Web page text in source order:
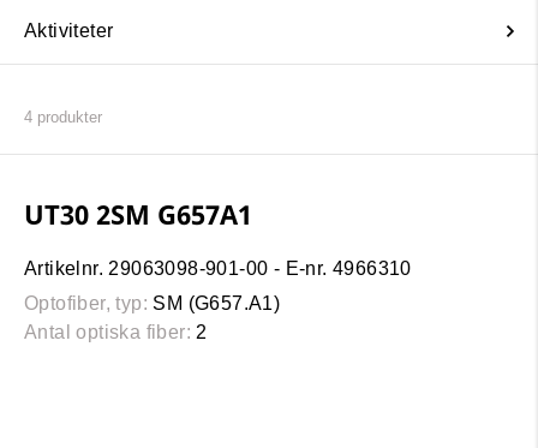
Aktiviteter
4 produkter
UT30 2SM G657A1
Artikelnr. 29063098-901-00 - E-nr. 4966310
Optofiber, typ: SM (G657.A1)
Antal optiska fiber: 2